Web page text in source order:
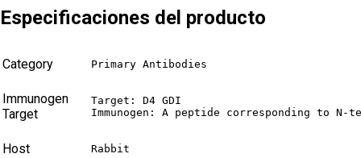
Especificaciones del producto
Category Primary Antibodies
Immunogen
Target
Target: D4 GDI
Immunogen: A peptide corresponding to
Host Rabbit